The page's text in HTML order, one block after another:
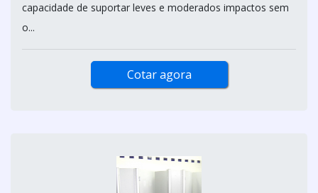
capacidade de suportar leves e moderados impactos sem
o...
Cotar agora